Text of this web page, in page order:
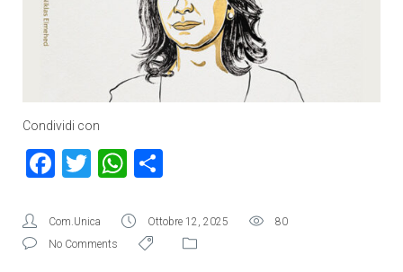
Condividi con
Facebook
TwitterWhatsApp
Com.Unica Ottobre 12, 2025
80
No Comments